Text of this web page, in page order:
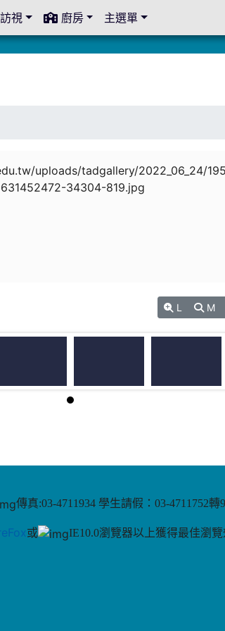
L M
傳真:03-4711934 學生請假：03-4711752轉9
或 IE10.0瀏覽器以上獲得最佳瀏覽
視 廚房 主選單